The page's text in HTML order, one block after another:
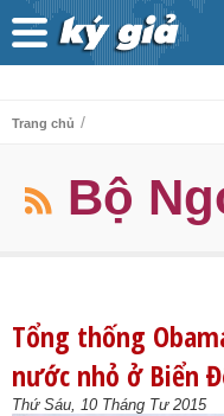
Trang chủ /
Bộ
Tổng thống
nước nhỏ ở Biển
Thứ Sáu, 10 Tháng Tư 2015